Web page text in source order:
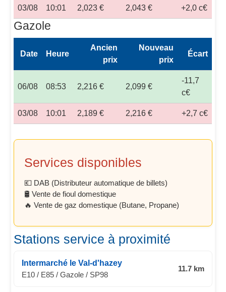
03/08 10:01 2,023 € 2,043 € +2,0 c€
Gazole
Date Heure
Ancien
prix
Nouveau
prix
Écart
06/08 08:53 2,216 € 2,099 €
-11,7
c€
03/08 10:01 2,189 € 2,216 € +2,7 c€
Services disponibles
💶 DAB (Distributeur automatique de billets)
🛢️ Vente de fioul domestique
🔥 Vente de gaz domestique (Butane, Propane)
Stations service à proximité
Intermarché le Val-d'hazey
E10 / E85 / Gazole / SP98
11.7 km